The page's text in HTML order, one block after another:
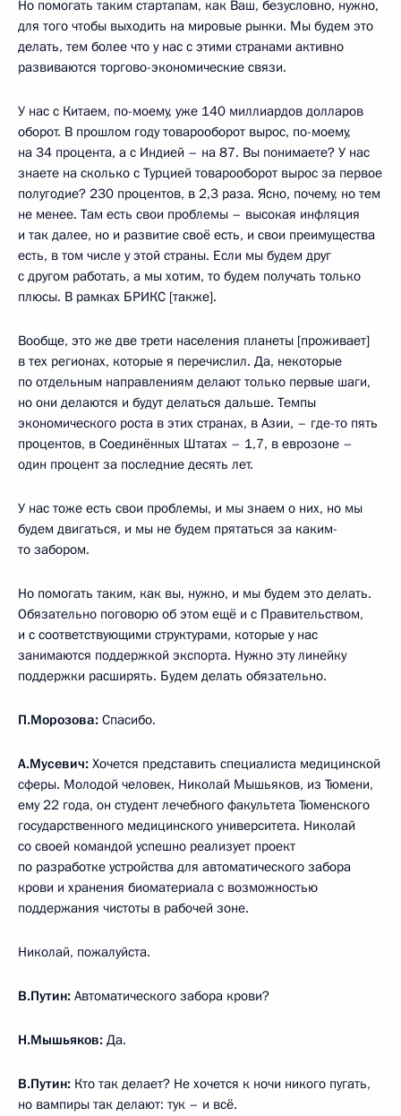
Но помогать таким стартапам, как Ваш, безусловно, нужно,
для того чтобы выходить на мировые рынки. Мы будем это
делать, тем более что у нас с этими странами активно
развиваются торгово-экономические связи.
У нас с Китаем, по-моему, уже 140 миллиардов долларов
оборот. В прошлом году товарооборот вырос, по-моему,
на 34 процента, а с Индией – на 87. Вы понимаете? У нас
знаете на сколько с Турцией товарооборот вырос за первое
полугодие? 230 процентов, в 2,3 раза. Ясно, почему, но тем
не менее. Там есть свои проблемы – высокая инфляция
и так далее, но и развитие своё есть, и свои преимущества
есть, в том числе у этой страны. Если мы будем друг
с другом работать, а мы хотим, то будем получать только
плюсы. В рамках БРИКС [также].
Вообще, это же две трети населения планеты [проживает]
в тех регионах, которые я перечислил. Да, некоторые
по отдельным направлениям делают только первые шаги,
но они делаются и будут делаться дальше. Темпы
экономического роста в этих странах, в Азии, – где-то пять
процентов, в Соединённых Штатах – 1,7, в еврозоне –
один процент за последние десять лет.
У нас тоже есть свои проблемы, и мы знаем о них, но мы
будем двигаться, и мы не будем прятаться за каким-
то забором.
Но помогать таким, как вы, нужно, и мы будем это делать.
Обязательно поговорю об этом ещё и с Правительством,
и с соответствующими структурами, которые у нас
занимаются поддержкой экспорта. Нужно эту линейку
поддержки расширять. Будем делать обязательно.
П.Морозова: Спасибо.
А.Мусевич: Хочется представить специалиста медицинской
сферы. Молодой человек, Николай Мышьяков, из Тюмени,
ему 22 года, он студент лечебного факультета Тюменского
государственного медицинского университета. Николай
со своей командой успешно реализует проект
по разработке устройства для автоматического забора
крови и хранения биоматериала с возможностью
поддержания чистоты в рабочей зоне.
Николай, пожалуйста.
В.Путин: Автоматического забора крови?
Н.Мышьяков: Да.
В.Путин: Кто так делает? Не хочется к ночи никого пугать,
но вампиры так делают: тук – и всё.